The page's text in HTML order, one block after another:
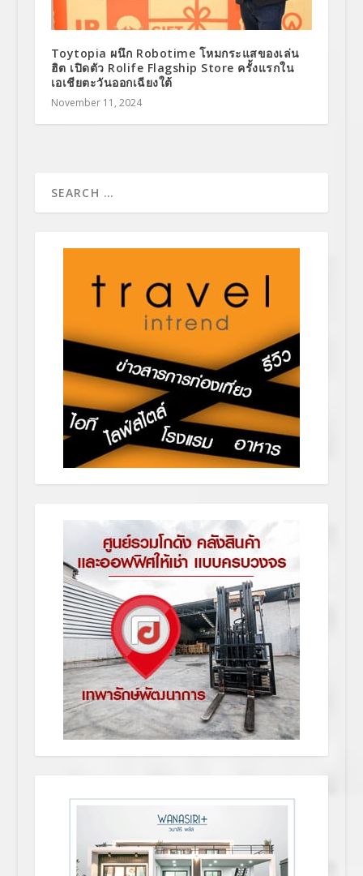
Toytopia ผนึก Robotime โหมกระแสของเล่น
ฮิต เปิดตัว Rolife Flagship Store ครั้งแรกใน
เอเชียตะวันออกเฉียงใต้
November 11, 2024